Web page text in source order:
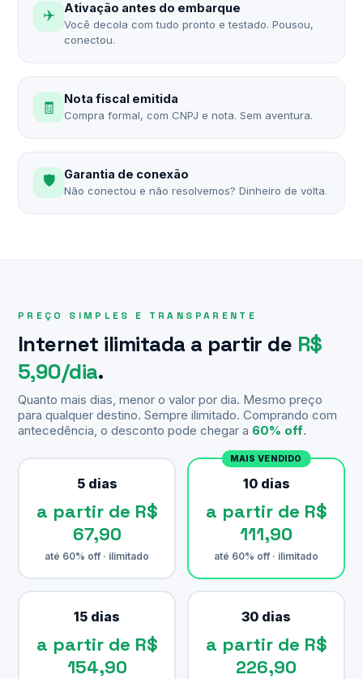
✈️ Ativação antes do embarque
Você decola com tudo pronto e testado. Pousou,
conectou.
🧾 Nota fiscal emitida
Compra formal, com CNPJ e nota. Sem aventura.
🛡️ Garantia de conexão
Não conectou e não resolvemos? Dinheiro de volta.
PREÇO SIMPLES E TRANSPARENTE
Internet ilimitada a partir de R$
5,90/dia.
Quanto mais dias, menor o valor por dia. Mesmo preço
para qualquer destino. Sempre ilimitado. Comprando com
antecedência, o desconto pode chegar a 60% off.
5 dias
a partir de R$
67,90
até 60% off · ilimitado
MAIS VENDIDO
10 dias
a partir de R$
111,90
até 60% off · ilimitado
15 dias
a partir de R$
154,90
30 dias
a partir de R$
226,90